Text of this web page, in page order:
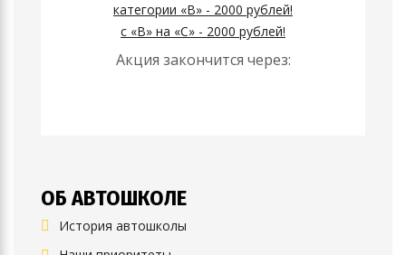
категории «B» - 2000 рублей!
с «B» на «C» - 2000 рублей!
Акция закончится через:
ОБ АВТОШКОЛЕ
История автошколы